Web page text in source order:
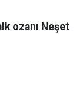
ozanı Neşet